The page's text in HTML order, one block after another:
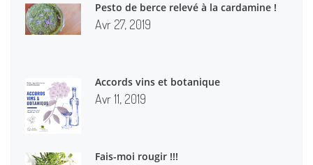
Pesto de berce relevé à la cardamine !
Avr 27, 2019
Accords vins et botanique
Avr 11, 2019
Fais-moi rougir !!!